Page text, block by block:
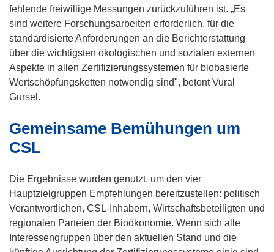
fehlende freiwillige Messungen zurückzuführen ist. „Es
sind weitere Forschungsarbeiten erforderlich, für die
standardisierte Anforderungen an die Berichterstattung
über die wichtigsten ökologischen und sozialen externen
Aspekte in allen Zertifizierungssystemen für biobasierte
Wertschöpfungsketten notwendig sind", betont Vural
Gursel.
Gemeinsame Bemühungen um
CSL
Die Ergebnisse wurden genutzt, um den vier
Hauptzielgruppen Empfehlungen bereitzustellen: politisch
Verantwortlichen, CSL-Inhabern, Wirtschaftsbeteiligten und
regionalen Parteien der Bioökonomie. Wenn sich alle
Interessengruppen über den aktuellen Stand und die